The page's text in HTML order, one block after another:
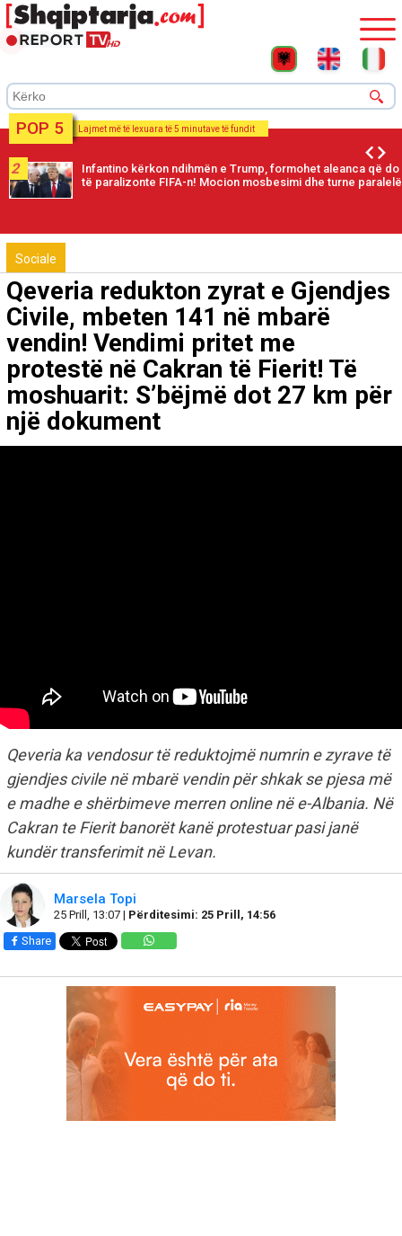
POP 5 Lajmet më të lexuara të 5 minutave të fundit
2
Infantino kërkon ndihmën e Trump, formohet aleanca që do
të paralizonte FIFA-n! Mocion mosbesimi dhe turne paralelë
Sociale
Qeveria redukton zyrat e Gjendjes
Civile, mbeten 141 në mbarë
vendin! Vendimi pritet me
protestë në Cakran të Fierit! Të
moshuarit: S’bëjmë dot 27 km për
një dokument
Qeveria ka vendosur të reduktojmë numrin e zyrave të
gjendjes civile në mbarë vendin për shkak se pjesa më
e madhe e shërbimeve merren online në e-Albania. Në
Cakran te Fierit banorët kanë protestuar pasi janë
kundër transferimit në Levan.
Marsela Topi
25 Prill, 13:07 | Përditesimi: 25 Prill, 14:56
Share